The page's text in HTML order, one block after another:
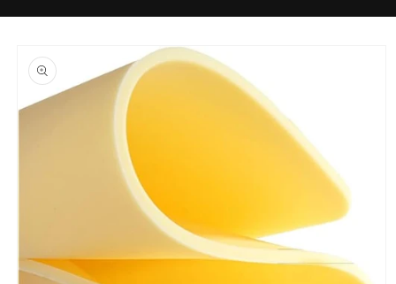
informazioni
sul prodotto